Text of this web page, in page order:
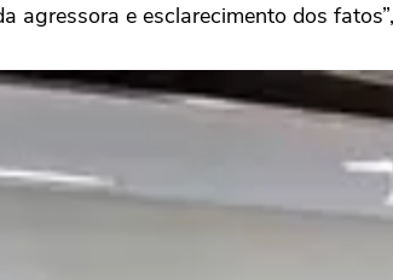
agressora e esclarecimento dos